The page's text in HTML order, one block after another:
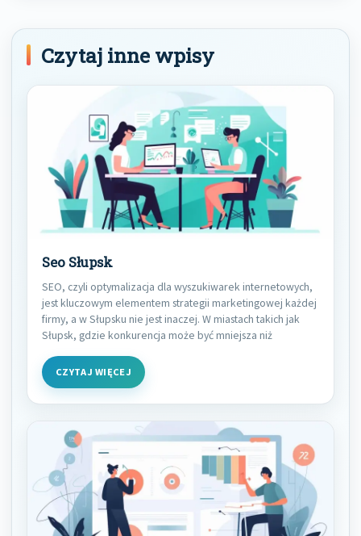
Czytaj inne wpisy
Seo Słupsk
SEO, czyli optymalizacja dla wyszukiwarek internetowych,
jest kluczowym elementem strategii marketingowej każdej
firmy, a w Słupsku nie jest inaczej. W miastach takich jak
Słupsk, gdzie konkurencja może być mniejsza niż
CZYTAJ WIĘCEJ